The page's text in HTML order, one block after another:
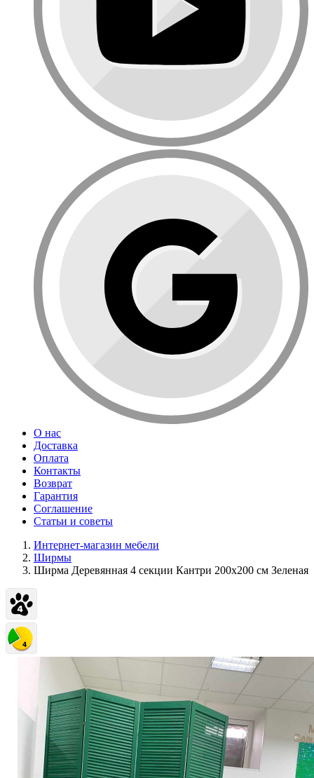
О нас
Доставка
Оплата
Контакты
Возврат
Гарантия
Соглашение
Статьи и советы
Интернет-магазин мебели
Ширмы
Ширма Деревянная 4 секции Кантри 200х200 см Зеленая